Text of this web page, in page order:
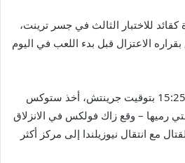
للاختبار الثالث في جسر ترينت،
الاعتزال قبل بدء اللعب في اليوم
بعد نشر الأخبار في الساعة 15:25 بتوقيت جرينتش، أخذ ستوكس
رميها – وقع زاك فولكس في الانزلاق
مع انتقال نيوزيلندا إلى مركز أكثر